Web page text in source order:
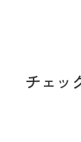
チェッ